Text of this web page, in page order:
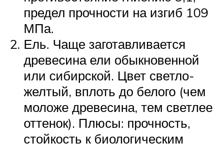
предел прочности на изгиб 109
МПа.
Ель. Чаще заготавливается
древесина ели обыкновенной
или сибирской. Цвет светло-
желтый, вплоть до белого (чем
моложе древесина, тем светлее
оттенок). Плюсы: прочность,
стойкость к биологическим